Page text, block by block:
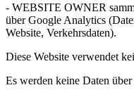
- WEBSITE OWNER
über Google Analytics
Website, Verkehrsdaten).
Diese Website verwendet
Es werden keine Daten